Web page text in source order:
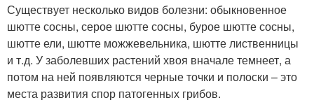
Существует несколько видов болезни: обыкновенное
шютте сосны, серое шютте сосны, бурое шютте сосны,
шютте ели, шютте можжевельника, шютте лиственницы
и т.д. У заболевших растений хвоя вначале темнеет, а
потом на ней появляются черные точки и полоски – это
места развития спор патогенных грибов.